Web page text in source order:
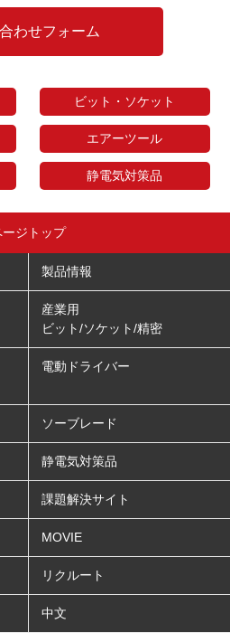
わせフォーム
ビット・ソケット
エアーツール
静電気対策品
ージトップ
製品情報
産業用
ビット/ソケット/精密
電動ドライバー
ソーブレード
静電気対策品
課題解決サイト
MOVIE
リクルート
中文